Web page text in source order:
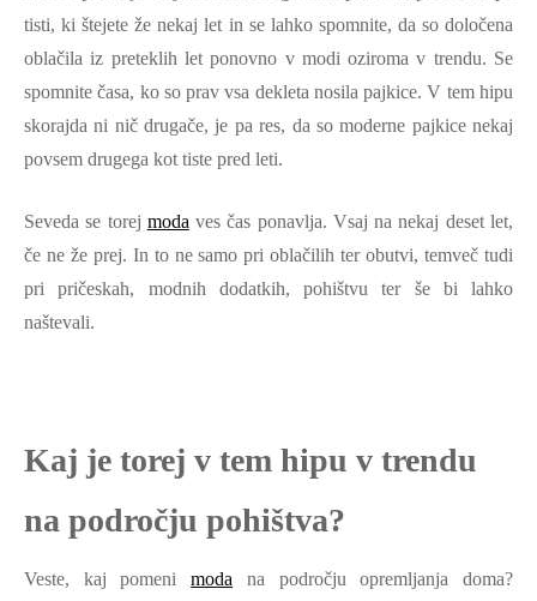
tisti, ki štejete že nekaj let in se lahko spomnite, da so določena
oblačila iz preteklih let ponovno v modi oziroma v trendu. Se
spomnite časa, ko so prav vsa dekleta nosila pajkice. V tem hipu
skorajda ni nič drugače, je pa res, da so moderne pajkice nekaj
povsem drugega kot tiste pred leti.
Seveda se torej moda ves čas ponavlja. Vsaj na nekaj deset let,
če ne že prej. In to ne samo pri oblačilih ter obutvi, temveč tudi
pri pričeskah, modnih dodatkih, pohištvu ter še bi lahko
naštevali.
Kaj je torej v tem hipu v trendu
na področju pohištva?
Veste, kaj pomenimoda na področju opremljanja doma?